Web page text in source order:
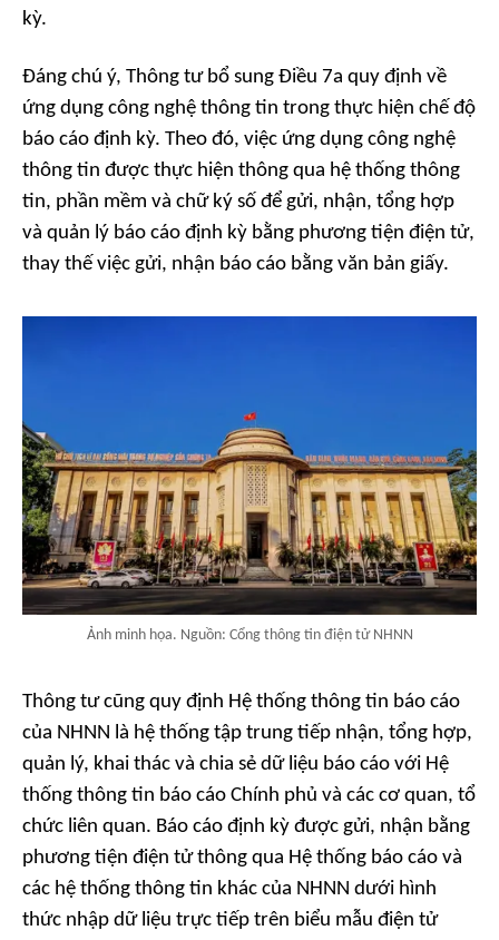
kỳ.
Đáng chú ý, Thông tư bổ sung Điều 7a quy định về
ứng dụng công nghệ thông tin trong thực hiện chế độ
báo cáo định kỳ. Theo đó, việc ứng dụng công nghệ
thông tin được thực hiện thông qua hệ thống thông
tin, phần mềm và chữ ký số để gửi, nhận, tổng hợp
và quản lý báo cáo định kỳ bằng phương tiện điện tử,
thay thế việc gửi, nhận báo cáo bằng văn bản giấy.
Ảnh minh họa. Nguồn: Cổng thông tin điện tử NHNN
Thông tư cũng quy định Hệ thống thông tin báo cáo
của NHNN là hệ thống tập trung tiếp nhận, tổng hợp,
quản lý, khai thác và chia sẻ dữ liệu báo cáo với Hệ
thống thông tin báo cáo Chính phủ và các cơ quan, tổ
chức liên quan. Báo cáo định kỳ được gửi, nhận bằng
phương tiện điện tử thông qua Hệ thống báo cáo và
các hệ thống thông tin khác của NHNN dưới hình
thức nhập dữ liệu trực tiếp trên biểu mẫu điện tử